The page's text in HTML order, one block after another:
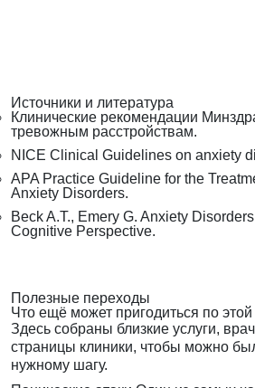
Источники и литература
Клинические рекомендации
тревожным расстройствам.
NICE Clinical Guidelines on anxiety
APA Practice Guideline for the
Anxiety Disorders.
Beck A.T., Emery G. Anxiety
Cognitive Perspective.
Полезные переходы
Что ещё может пригодиться по
Здесь собраны близкие услуги,
страницы клиники, чтобы можно
нужному шагу.